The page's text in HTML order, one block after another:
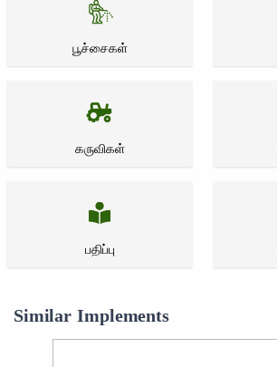
பூச்சைகள்
கருவிகள்
பதிப்பு
Similar Implements